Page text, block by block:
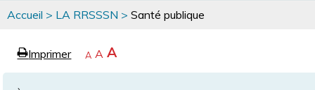
Vous
êtes
Accueil > LA RRSSSN > Santé publique
eImprimerpageRétrécir
A Revenir
à
A Agrandir
la
A